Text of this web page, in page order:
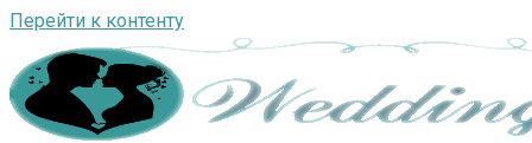
Перейти к контенту